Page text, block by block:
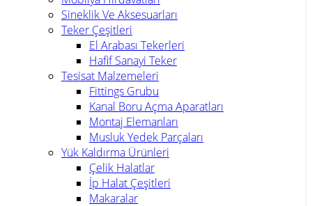
Sineklik Ve Aksesuarları
Teker Çeşitleri
El Arabası Tekerleri
Hafif Sanayi Teker
Tesisat Malzemeleri
Fittings Grubu
Kanal Boru Açma Aparatları
Montaj Elemanları
Musluk Yedek Parçaları
Yük Kaldırma Ürünleri
Çelik Halatlar
İp Halat Çeşitleri
Makaralar